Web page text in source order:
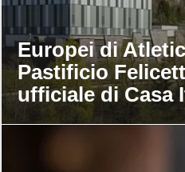
Europei di
Pastificio
ufficiale di Casa